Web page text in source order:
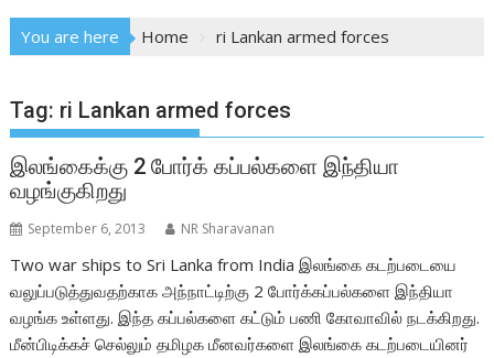
You are here Home ri Lankan armed forces
Tag: ri Lankan armed forces
இலங்கைக்கு 2 போர்க் கப்பல்களை இந்தியா
வழங்குகிறது
September 6, 2013 NR Sharavanan
Two war ships to Sri Lanka from India இலங்கை கடற்படையை
வலுப்படுத்துவதற்காக அந்நாட்டிற்கு 2 போர்க்கப்பல்களை இந்தியா
வழங்க உள்ளது. இந்த கப்பல்களை கட்டும் பணி கோவாவில் நடக்கிறது.
மீன்பிடிக்கச் செல்லும் தமிழக மீனவர்களை இலங்கை கடற்படையினர்